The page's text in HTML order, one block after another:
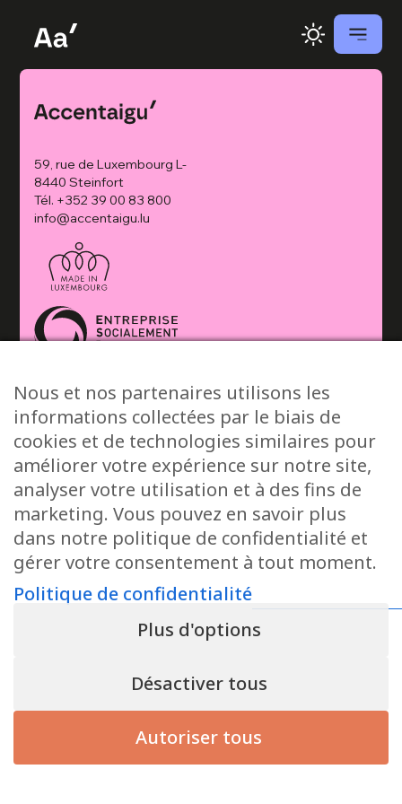
59, rue de Luxembourg L-
8440 Steinfort
Tél. +352 39 00 83 800
info@accentaigu.lu
© 2026 Accentaigu’ •Politique de confidentialité
Nous et nos partenaires utilisons les
informations collectées par le biais de
cookies et de technologies similaires pour
améliorer votre expérience sur notre site,
analyser votre utilisation et à des fins de
marketing. Vous pouvez en savoir plus
dans notre politique de confidentialité et
gérer votre consentement à tout moment.
Politique de confidentialité
Plus d'options
Désactiver tous
Autoriser tous